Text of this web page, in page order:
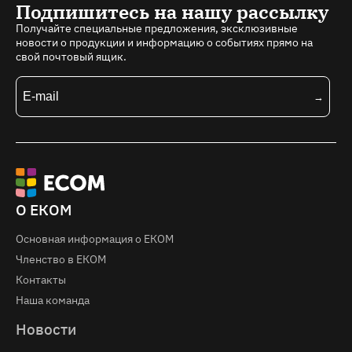
Подпишитесь на нашу рассылку
Получайте специальные предложения, эксклюзивные
новости о продукции и информацию о событиях прямо на
свой почтовый ящик.
О ЕКОМ
Основная информация о EКOM
Членство в ЕКОМ
Контакты
Наша команда
Новости